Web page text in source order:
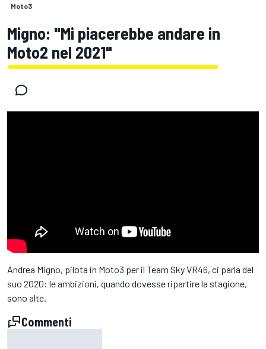
Moto3
Migno: "Mi piacerebbe andare in
Moto2 nel 2021"
Andrea Migno, pilota in Moto3 per il Team Sky VR46, ci parla del
suo 2020: le ambizioni, quando dovesse ripartire la stagione,
sono alte.
Commenti